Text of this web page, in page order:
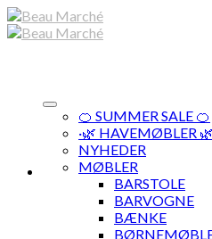
Skip
to
🍊 SUMMER SALE 🍊
·🌿 HAVEMØBLER 🌿
NYHEDER
MØBLER
BARSTOLE
BARVOGNE
BÆNKE